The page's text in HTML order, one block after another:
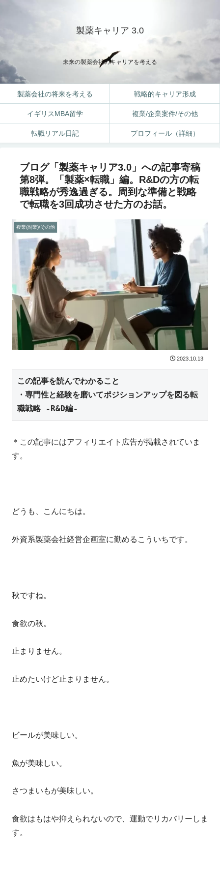
製薬キャリア 3.0
未来の製薬会社のキャリアを考える
製薬会社の将来を考える 戦略的キャリア形成
イギリスMBA留学 複業/企業案件/その他
転職リアル日記 プロフィール（詳細）
ブログ「製薬キャリア3.0」への記事寄稿
第8弾。「製薬×転職」編。R&Dの方の転
職戦略が秀逸過ぎる。周到な準備と戦略
で転職を3回成功させた方のお話。
複業(副業)/その他
2023.10.13
この記事を読んでわかること
・専門性と経験を磨いてポジションアップを図る転
職戦略 -R&D編-
＊この記事にはアフィリエイト広告が掲載されていま
す。
どうも、こんにちは。
外資系製薬会社経営企画室に勤めるこういちです。
秋ですね。
食欲の秋。
止まりません。
止めたいけど止まりません。
ビールが美味しい。
魚が美味しい。
さつまいもが美味しい。
食欲はもはや抑えられないので、運動でリカバリーしま
す。